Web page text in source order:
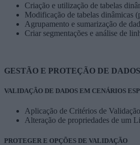
Criação e utilização de tabelas
Modificação de tabelas dinâmicas
Agrupamento e sumarização de
Criar segmentações e análise de
GESTÃO E PROTEÇÃO DE DADOS
VALIDAÇÃO DE DADOS EM CENÁRIOS
Aplicação de Critérios de Validação
Alteração de propriedades de um
PROTEGER E OPÇÕES DE VALIDAÇÃO